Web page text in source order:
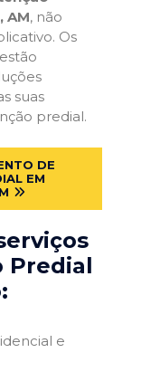
AM, não
Os
suas
predial.
DE
EM
Predial
e